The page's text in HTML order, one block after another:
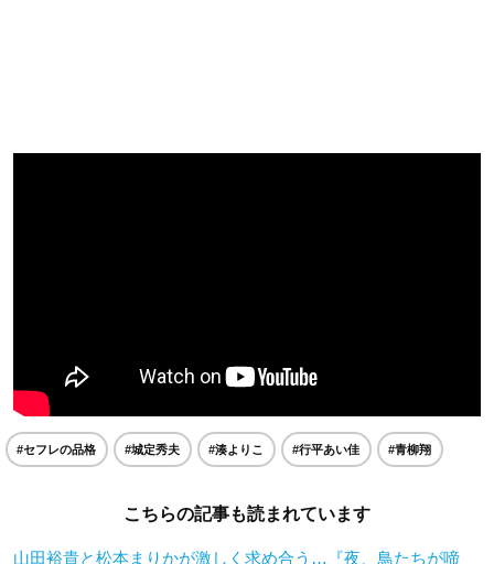
#セフレの品格 #城定秀夫 #湊よりこ #行平あい佳 #青柳翔
こちらの記事も読まれています
山田裕貴と松本まりかが激しく求め合う…『夜、鳥たちが啼